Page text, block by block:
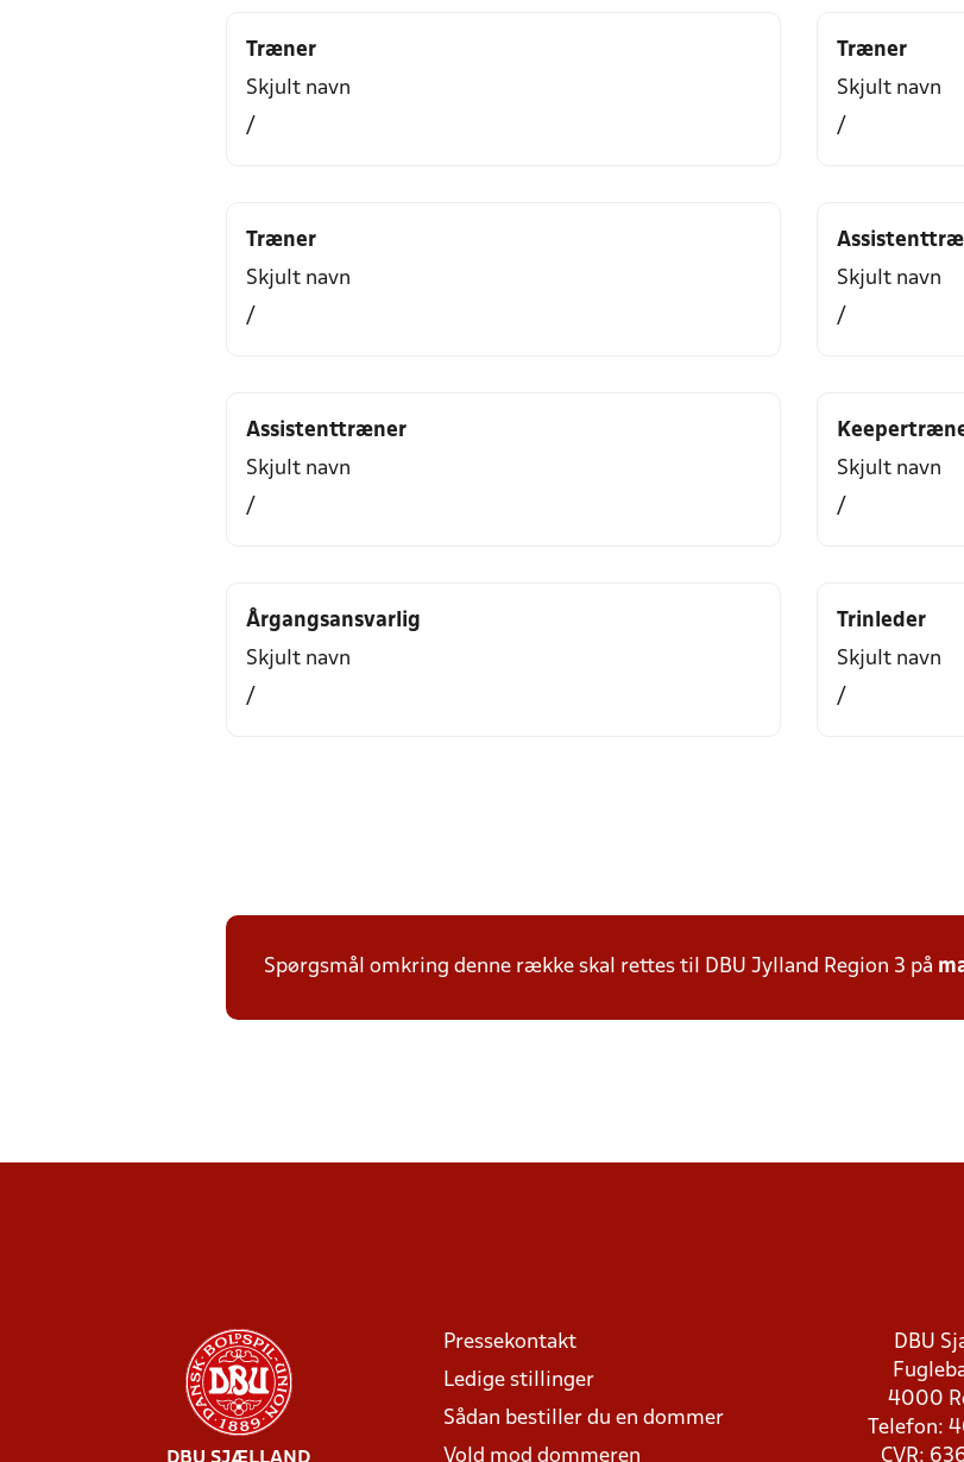
Træner
Skjult navn
/
Træner
Skjult navn
/
Træner
Skjult navn
/
Skjult navn
/
Assistenttræner
Skjult navn
/
Skjult navn
/
Årgangsansvarlig
Skjult navn
/
Trinleder
Skjult navn
/
Spørgsmål omkring denne række skal rettes til DBU Jylland Region 3 på
Pressekontakt
Ledige stillinger
Sådan bestiller du en dommer
Vold mod dommeren
DBU
4000
Telefon:
CVR: